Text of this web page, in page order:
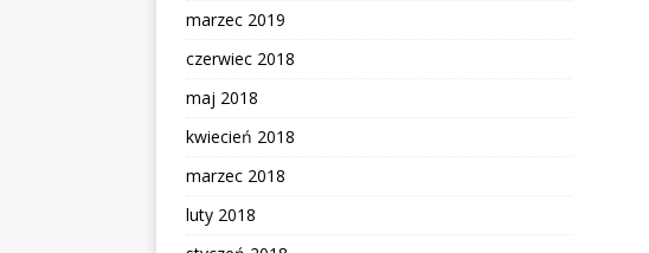
marzec 2019
czerwiec 2018
maj 2018
kwiecień 2018
marzec 2018
luty 2018